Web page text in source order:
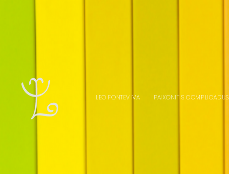
LEO FONTEVIVA PAIXONITIS COMPLICADUS